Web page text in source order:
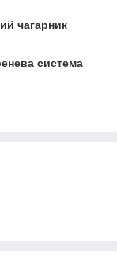
чагарник
система